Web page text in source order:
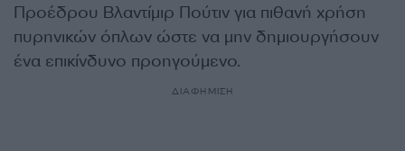
Προέδρου Βλαντίμιρ Πούτιν για πιθανή χρήση
πυρηνικών όπλων ώστε να μην δημιουργήσουν
ένα επικίνδυνο προηγούμενο.
ΔΙΑΦΗΜΙΣΗ